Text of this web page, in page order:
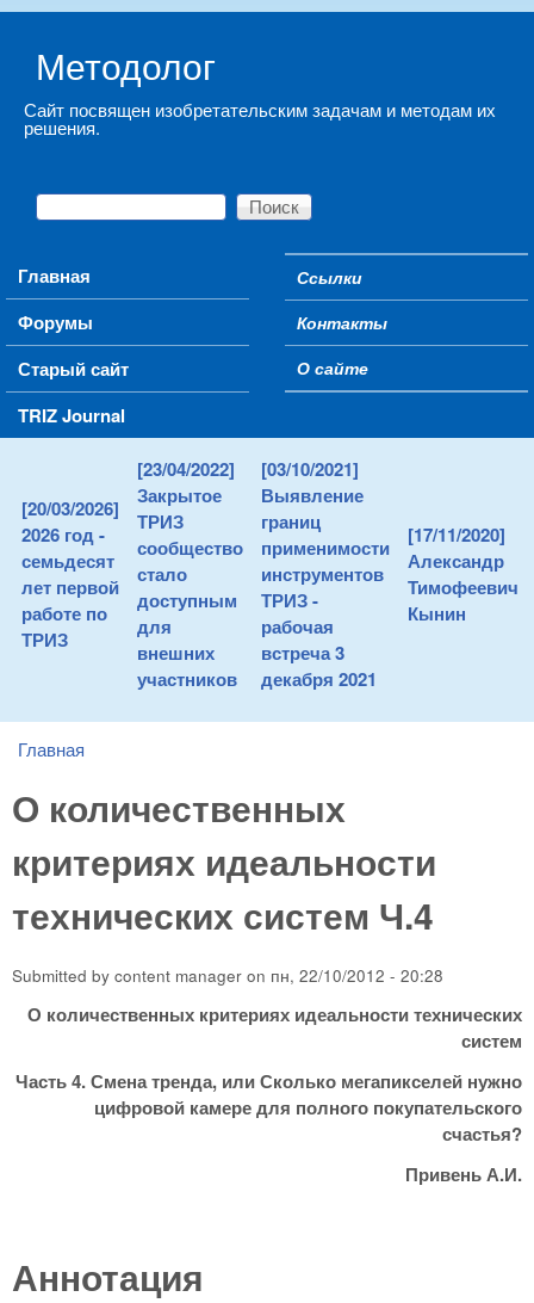
Методолог
Сайт посвящен изобретательским задачам и методам их
решения.
Форма поиска
Поиск
Main menu
Главная
Форумы
Старый сайт
TRIZ Journal
Secondary menu
Ссылки
Контакты
О сайте
[20/03/2026]
2026 год -
семьдесят
лет первой
работе по
ТРИЗ
[23/04/2022]
Закрытое
ТРИЗ
сообщество
стало
доступным
для
внешних
участников
[03/10/2021]
Выявление
границ
применимости
инструментов
ТРИЗ -
рабочая
встреча 3
декабря 2021
[17/11/2020]
Александр
Тимофеевич
Кынин
You are here
Главная
О количественных
критериях идеальности
технических систем Ч.4
Submitted by content manager on пн, 22/10/2012 - 20:28
О количественных критериях идеальности технических
систем
Часть 4. Смена тренда, или Сколько мегапикселей нужно
цифровой камере для полного покупательского
счастья?
Привень А.И.
Аннотация